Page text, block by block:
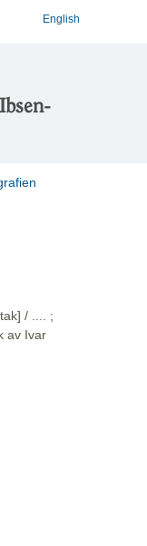
English
/ .... ;
av Ivar